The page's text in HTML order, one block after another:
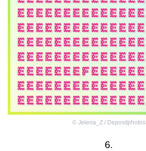
© Jelena_Z / Depositphotos
6.